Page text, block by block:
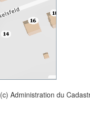
(c) Administration du